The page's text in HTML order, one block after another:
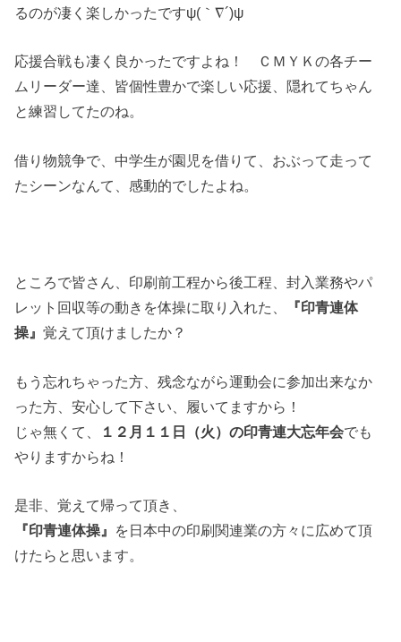
るのが凄く楽しかったですψ(｀∇´)ψ
応援合戦も凄く良かったですよね！ ＣＭＹＫの各チー
ムリーダー達、皆個性豊かで楽しい応援、隠れてちゃん
と練習してたのね。
借り物競争で、中学生が園児を借りて、おぶって走って
たシーンなんて、感動的でしたよね。
ところで皆さん、印刷前工程から後工程、封入業務やパ
レット回収等の動きを体操に取り入れた、
『印青連体
操』覚えて頂けましたか？
もう忘れちゃった方、残念ながら運動会に参加出来なか
った方、安心して下さい、履いてますから！
じゃ無くて、
１２月１１日（火）の印青連大忘年会でも
やりますからね！
是非、覚えて帰って頂き、
『印青連体操』 を日本中の印刷関連業の方々に広めて頂
けたらと思います。